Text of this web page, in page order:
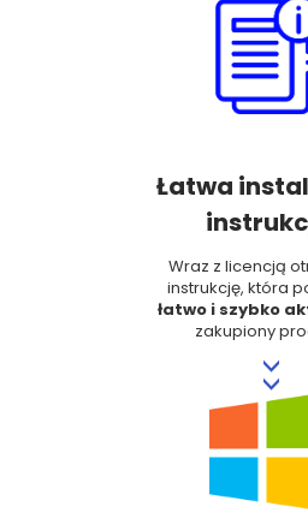
Łatwa
Wraz z licencją
instrukcję, która
łatwo i szybko
zakupiony
>>